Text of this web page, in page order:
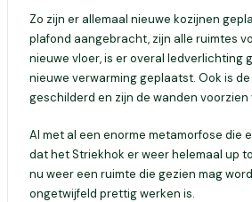
Zo zijn er allemaal nieuwe kozijnen
plafond aangebracht, zijn alle ruimtes
nieuwe vloer, is er overal ledverlichting
nieuwe verwarming geplaatst. Ook is
geschilderd en zijn de wanden voorzien
Al met al een enorme metamorfose die
dat het Striekhok er weer helemaal up
nu weer een ruimte die gezien mag
ongetwijfeld prettig werken is.